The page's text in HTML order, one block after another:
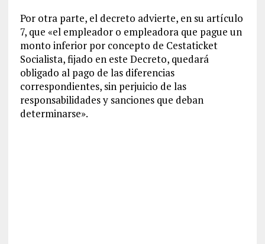
Por otra parte, el decreto advierte, en su artículo
7, que «el empleador o empleadora que pague un
monto inferior por concepto de Cestaticket
Socialista, fijado en este Decreto, quedará
obligado al pago de las diferencias
correspondientes, sin perjuicio de las
responsabilidades y sanciones que deban
determinarse».